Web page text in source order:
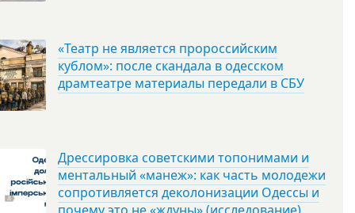
«Театр не является пророссийским
кублом»: после скандала в одесском
драмтеатре материалы передали в СБУ
Дрессировка советскими топонимами и
ментальный «манеж»: как часть молодежи
сопротивляется деколонизации Одессы и